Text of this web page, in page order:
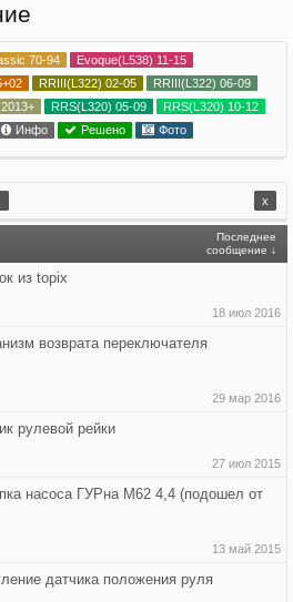
70-94
Evoque(L538) 11-15
RRIII(L322) 02-05
RRIII(L322) 06-09
RRS(L320) 05-09
RRS(L320) 10-12
Инфо Решено Фото
x
Последнее
сообщение ↓
из topix
18 июл 2016
возврата переключателя
29 мар 2016
рулевой рейки
27 июл 2015
насоса ГУРна М62 4,4 (подошел от
13 май 2015
датчика положения руля